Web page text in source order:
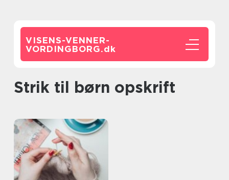
VISENS-VENNER-
VORDINGBORG.dk
strik til børn opskrift